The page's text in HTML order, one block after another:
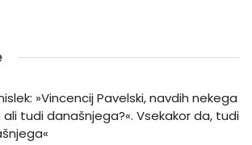
»Vincencij Pavelski, navdih nekega
tudi današnjega?«. Vsekakor da, tudi